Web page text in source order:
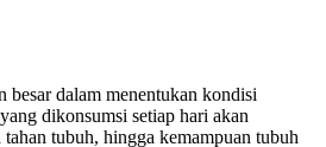
besar dalam menentukan kondisi
dikonsumsi setiap hari akan
tubuh, hingga kemampuan tubuh